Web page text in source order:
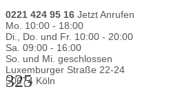
0221 424 95 16 Jetzt Anrufen
Mo. 10:00 - 18:00
Di., Do. und Fr. 10:00 - 20:00
Sa. 09:00 - 16:00
So. und Mi. geschlossen
Luxemburger Straße 22-24
50674 Köln
325